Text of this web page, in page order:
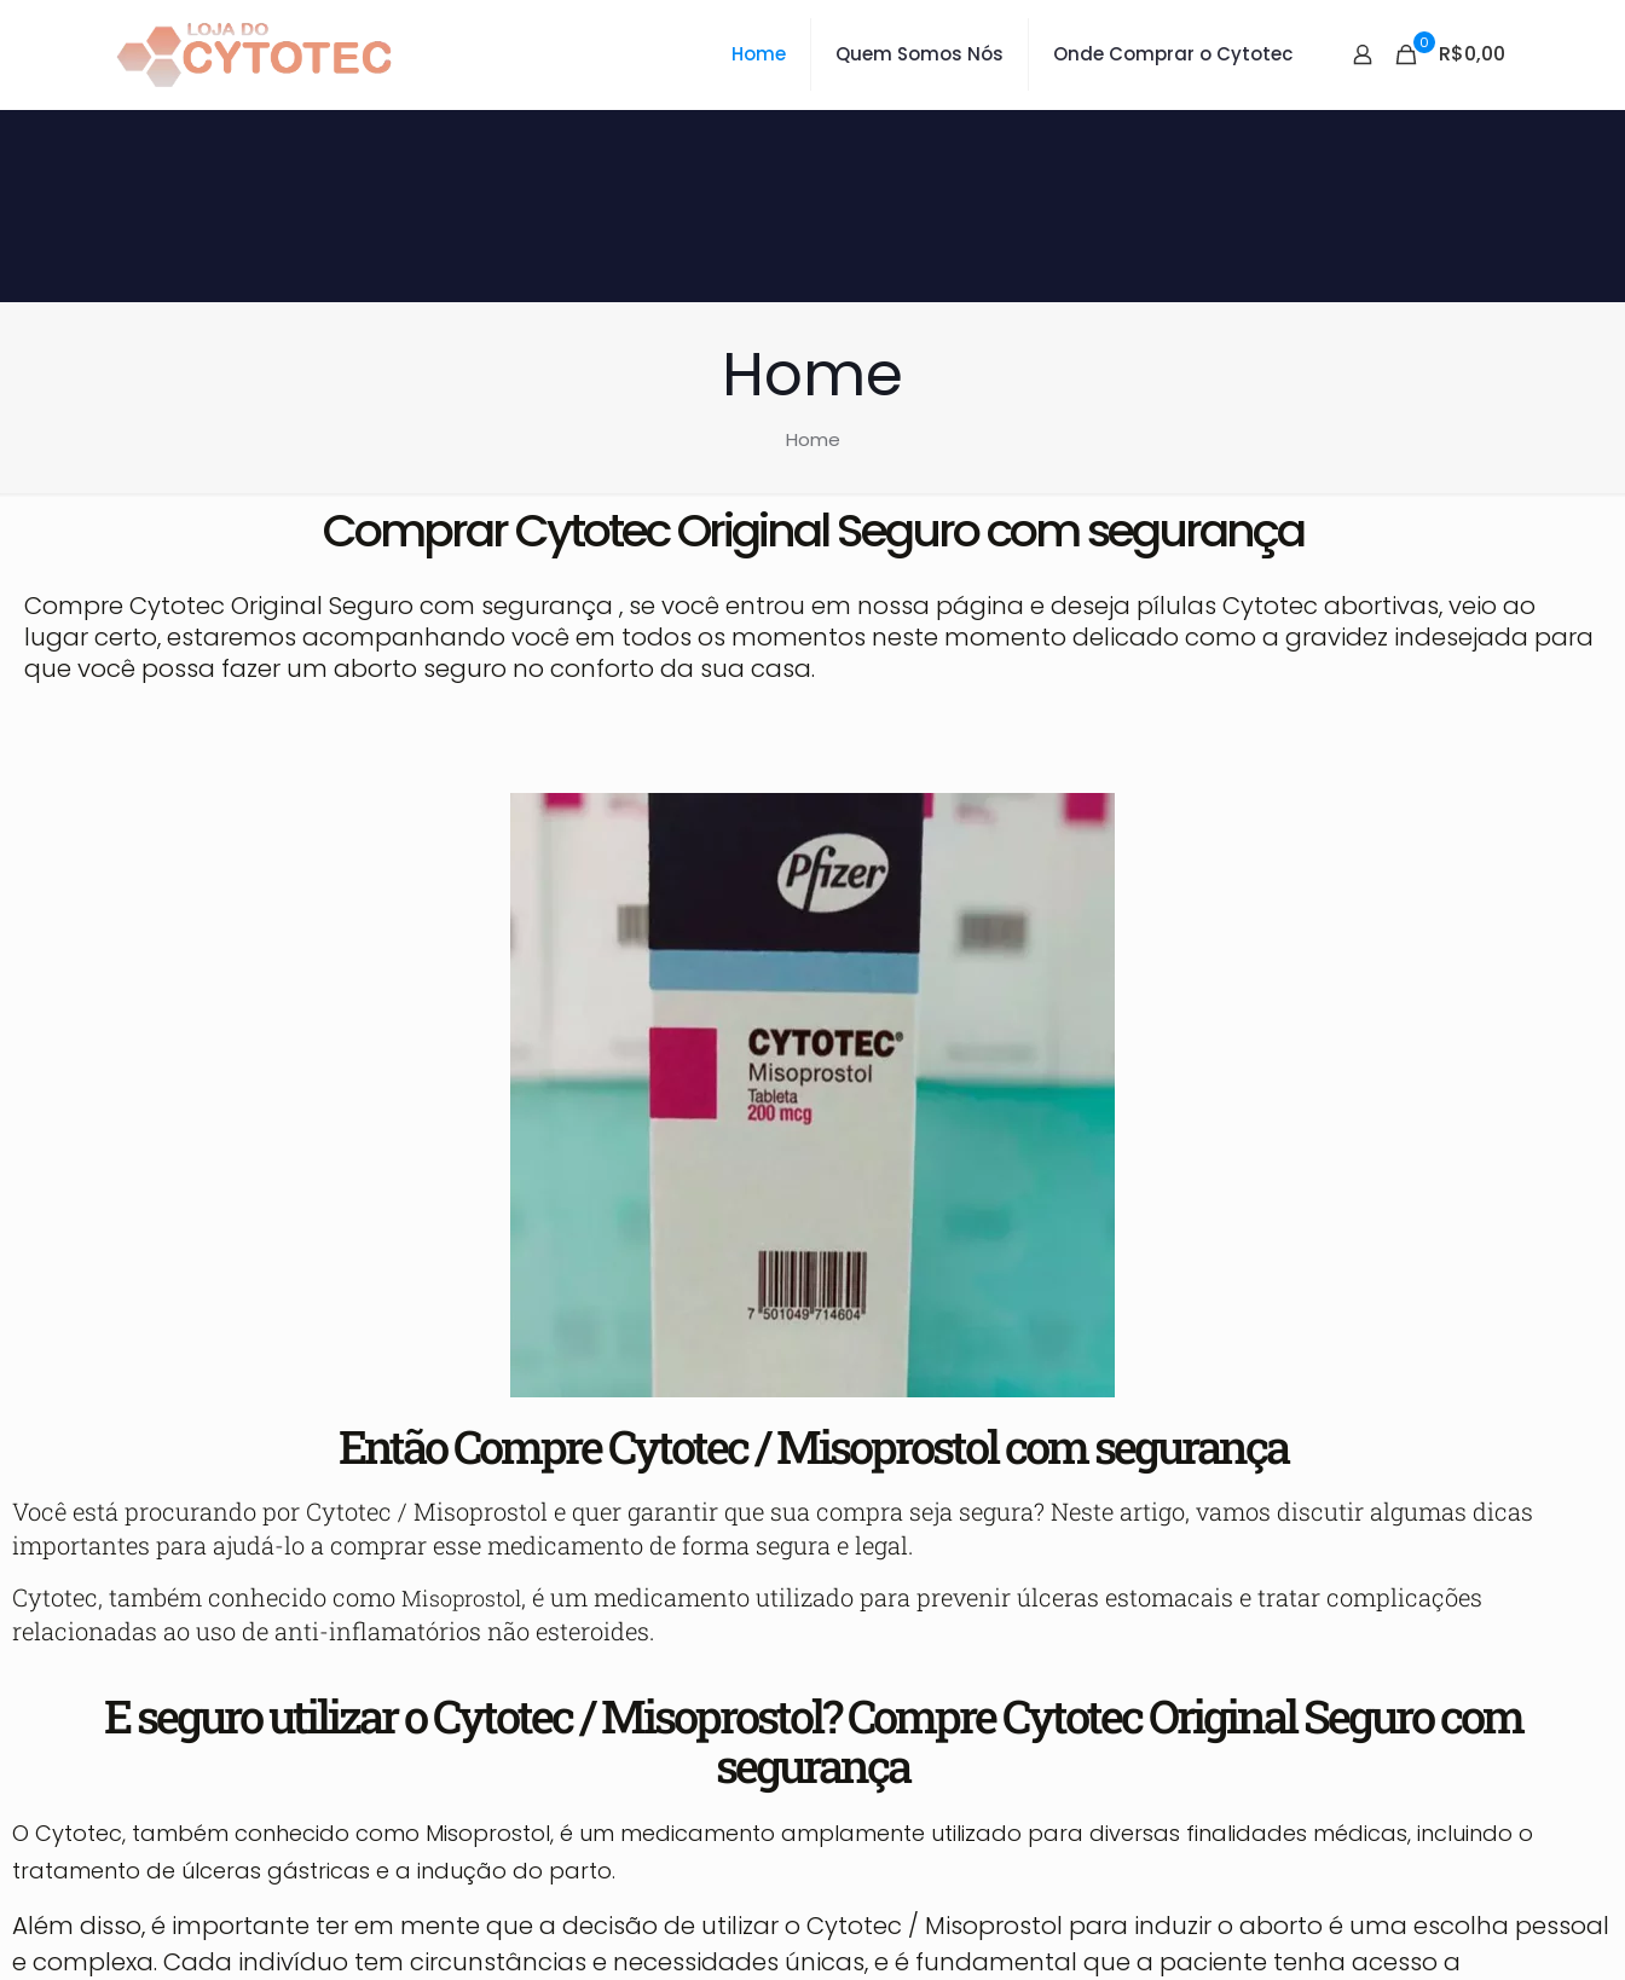
Home Quem Somos Nós Onde Comprar o Cytotec 0 R$0,00
Home
Home
Comprar Cytotec Original Seguro com segurança
Compre Cytotec Original Seguro com segurança , se você entrou em nossa página e deseja pílulas Cytotec abortivas, veio ao
lugar certo, estaremos acompanhando você em todos os momentos neste momento delicado como a gravidez indesejada para
que você possa fazer um aborto seguro no conforto da sua casa.
Então Compre Cytotec / Misoprostol com segurança
Você está procurando por Cytotec / Misoprostol e quer garantir que sua compra seja segura? Neste artigo, vamos discutir algumas dicas
importantes para ajudá-lo a comprar esse medicamento de forma segura e legal.
Cytotec, também conhecido como Misoprostol, é um medicamento utilizado para prevenir úlceras estomacais e tratar complicações
relacionadas ao uso de anti-inflamatórios não esteroides.
E seguro utilizar o Cytotec / Misoprostol? Compre Cytotec Original Seguro com
segurança
O Cytotec, também conhecido como Misoprostol, é um medicamento amplamente utilizado para diversas finalidades médicas, incluindo o
tratamento de úlceras gástricas e a indução do parto.
Além disso, é importante ter em mente que a decisão de utilizar o Cytotec / Misoprostol para induzir o aborto é uma escolha pessoal
e complexa. Cada indivíduo tem circunstâncias e necessidades únicas, e é fundamental que a paciente tenha acesso a